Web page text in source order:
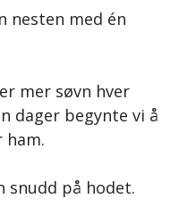
nesten med én
mer søvn hver
dager begynte vi å
ham.
snudd på hodet.